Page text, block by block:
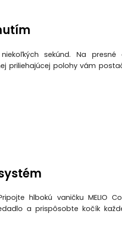
sekúnd. Na presné
priliehajúcej polohy vám
hlbokú vaničku MELIO
a prispôsobte kočík